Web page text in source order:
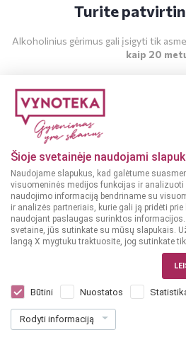
Šioje svetainėje naudojami
Naudojame slapukus, kad galėtume
visuomeninės medijos funkcijas ir analizuoti
naudojimo informaciją bendriname su
ir analizės partneriais, kurie gali ją pridėti
naudojant paslaugas surinktos
svetaine, jūs sutinkate su mūsų slapukais.
langą X mygtuku traktuosite, jog sutinkate
Būtini Nuostatos
Rodyti informaciją
Turite
Alkoholinius gėrimus gali įsigyti tik
kaip 20
Gubernija Ekstra Lager
Dar nėra balsų, galite įvertinti
49